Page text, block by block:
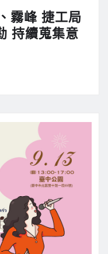
霧峰 捷工局
持續蒐集意